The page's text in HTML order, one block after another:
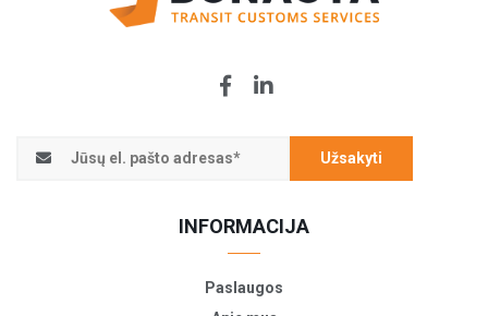
Užsakyti
INFORMACIJA
Paslaugos